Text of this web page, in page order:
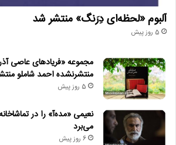
آلبوم «لحظه‌ای دِرَنگ» منتشر شد
5 روز پیش
مجموعه «فریادهای عاصی
منتشرنشده احمد شاملو
5 روز پیش
نعیمی «مده‌آ» را در
می‌برد
6 روز پیش